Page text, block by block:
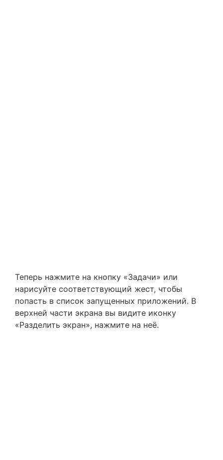
Теперь нажмите на кнопку «Задачи» или
нарисуйте соответствующий жест, чтобы
попасть в список запущенных приложений. В
верхней части экрана вы видите иконку
«Разделить экран», нажмите на неё.